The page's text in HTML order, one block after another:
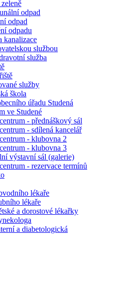
odpad
odpad
odpadu
kanalizace
službou
služba
služby
škola
úřadu Studená
ve Studené
- přednáškový sál
- sdílená kancelář
- klubovna 2
- klubovna 3
výstavní sál (galerie)
- rezervace termínů
lékaře
lékaře
a dorostové lékařky
a diabetologická